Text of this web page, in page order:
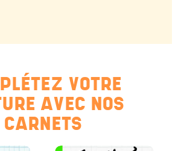
VOTRE
AVEC NOS
CARNETS